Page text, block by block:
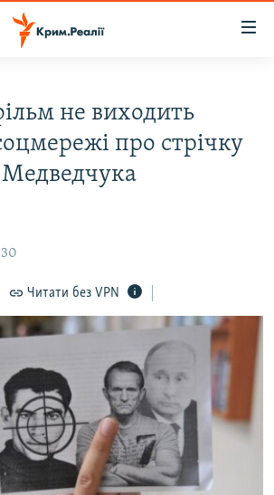
КРИМУ
не виходить
про стрічку
Медведчука
Читати без VPN